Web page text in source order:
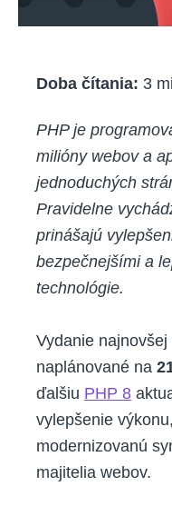
Doba čítania: 3
PHP je
milióny webov a
jednoduchých
Pravidelne
prinášajú
bezpečnejšími a
technológie.
Vydanie
naplánované na
ďalšiu PHP 8
vylepšenie
modernizovanú
majitelia webov.